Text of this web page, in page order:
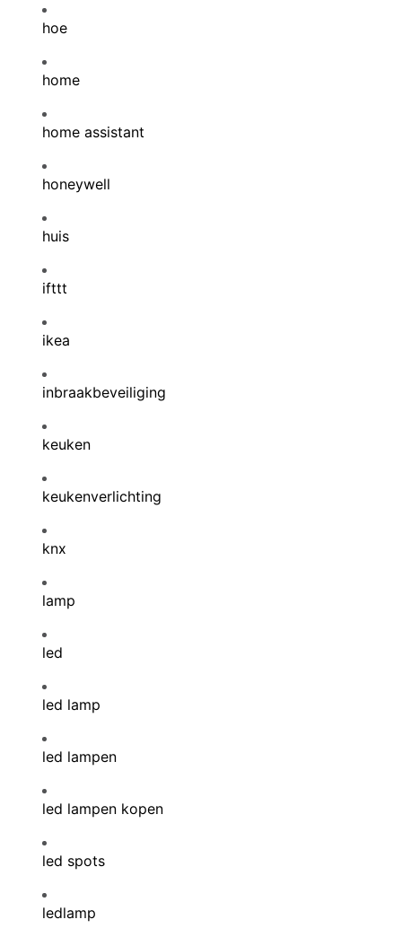
hoe
home
home assistant
honeywell
huis
ifttt
ikea
inbraakbeveiliging
keuken
keukenverlichting
knx
lamp
led
led lamp
led lampen
led lampen kopen
led spots
ledlamp